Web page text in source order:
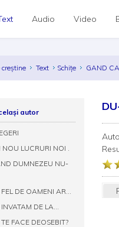
Audio Video
Text Schițe GAND
autor
NOU LUCRURI NOI .
DUMNEZEU NU-
FEL DE OAMENI AR...
INVATAM DE LA...
TE FACE DEOSEBIT?